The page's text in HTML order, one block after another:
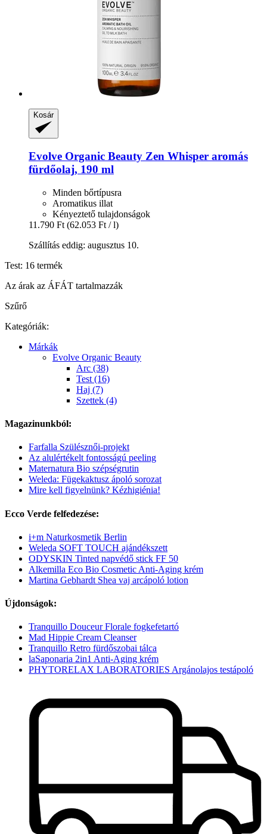
Kosár
Evolve Organic Beauty Zen Whisper aromás
fürdőolaj, 190 ml
Minden bőrtípusra
Aromatikus illat
Kényeztető tulajdonságok
11.790 Ft (62.053 Ft / l)
Szállítás eddig: augusztus 10.
Test: 16 termék
Az árak az ÁFÁT tartalmazzák
Szűrő
Kategóriák:
Márkák
Evolve Organic Beauty
Arc (38)
Test (16)
Haj (7)
Szettek (4)
Magazinunkból:
Farfalla Szülésznői-projekt
Az alulértékelt fontosságú peeling
Maternatura Bio szépségrutin
Weleda: Fügekaktusz ápoló sorozat
Mire kell figyelnünk? Kézhigiénia!
Ecco Verde felfedezése:
i+m Naturkosmetik Berlin
Weleda SOFT TOUCH ajándékszett
ODYSKIN Tinted napvédő stick FF 50
Alkemilla Eco Bio Cosmetic Anti-Aging krém
Martina Gebhardt Shea vaj arcápoló lotion
Újdonságok:
Tranquillo Douceur Florale fogkefetartó
Mad Hippie Cream Cleanser
Tranquillo Retro fürdőszobai tálca
laSaponaria 2in1 Anti-Aging krém
PHYTORELAX LABORATORIES Argánolajos testápoló